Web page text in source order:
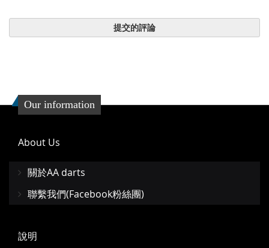
提交的評論
Our information
About Us
關於AA darts
聯繫我們(Facebook粉絲團)
說明